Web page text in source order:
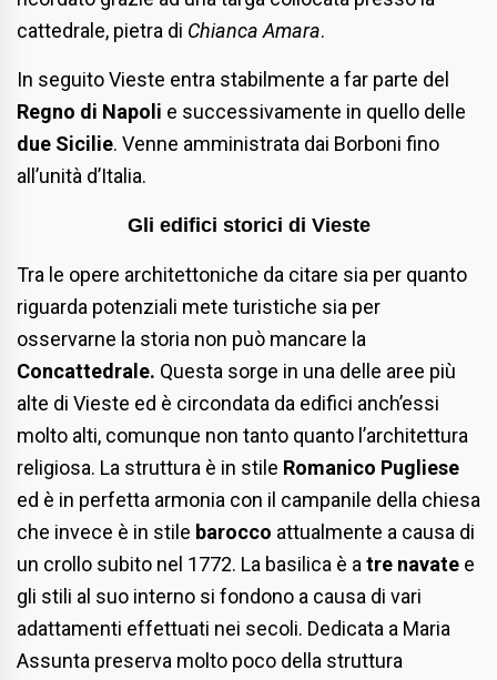
cattedrale, pietra di Chianca Amara.
In seguito Vieste entra stabilmente a far parte del
Regno di Napoli e successivamente in quello delle
due Sicilie. Venne amministrata dai Borboni fino
all’unità d’Italia.
Gli edifici storici di Vieste
Tra le opere architettoniche da citare sia per quanto
riguarda potenziali mete turistiche sia per
osservarne la storia non può mancare la
Concattedrale. Questa sorge in una delle aree più
alte di Vieste ed è circondata da edifici anch’essi
molto alti, comunque non tanto quanto l’architettura
religiosa. La struttura è in stile Romanico Pugliese
ed è in perfetta armonia con il campanile della chiesa
che invece è in stile barocco attualmente a causa di
un crollo subito nel 1772. La basilica è atre navate e
gli stili al suo interno si fondono a causa di vari
adattamenti effettuati nei secoli. Dedicata a Maria
Assunta preserva molto poco della struttura